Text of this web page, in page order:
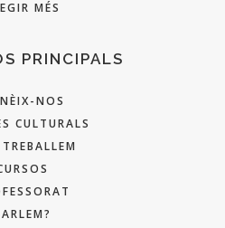
MÉS
PRINCIPALS
NOS
CULTURALS